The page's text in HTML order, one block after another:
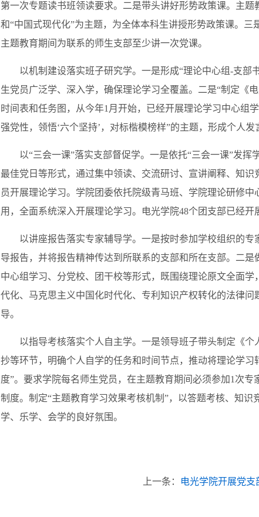
第一次专题读书班领读要求。二是带头讲好形势政策课。主
和“中国式现代化”为主题，为全体本科生讲授形势政策课。
主题教育期间为联系的师生支部至少讲一次党课。
以机制建设落实班子研究学。一是形成“理论中心组-支部
生党员广泛学、深入学，确保理论学习全覆盖。二是“制定《
时间表和任务图，从今年1月开始，已经开展理论学习中心组
强党性，领悟‘六个坚持’，对标楷模榜样”的主题，形成个人
以“三会一课”落实支部督促学。一是依托“三会一课”发挥
最佳党日等形式，通过集中领读、交流研讨、宣讲阐释、知
员开展理论学习。学院团委依托院级青马班、学院理论研修
用，全面系统深入开展理论学习。电光学院48个团支部已经开
以讲座报告落实专家辅导学。一是按时参加学校组织的专
导报告，并将报告精神传达到所联系的支部和所在支部。二
中心组学习、分党校、团干校等形式，既围绕理论原文全面
代化、马克思主义中国化时代化、专利知识产权转化的法律
导。
以指导考核落实个人自主学。一是领导班子带头制定《个
抄等环节，明确个人自学的任务和时间节点，推动将理论学
度”。要求学院每名师生党员，在主题教育期间必须参加1次
制度。制定“主题教育学习效果考核机制”，以答题考核、知
学、乐学、会学的良好氛围。
上一条： 电光学院开展党支